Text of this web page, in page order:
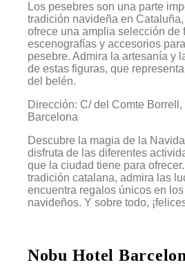
Los pesebres son una parte
tradición navideña en
ofrece una amplia selección de
escenografías y accesorios
pesebre. Admira la artesanía y
de estas figuras, que
del belén.
Dirección: C/ del Comte
Barcelona
Descubre la magia de la
disfruta de las diferentes
que la ciudad tiene para
tradición catalana, admira las
encuentra regalos únicos en
navideños. Y sobre todo,
Nobu Hotel